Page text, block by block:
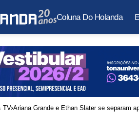
Coluna Do Holanda
TV Ariana Grande e Ethan Slater se separam